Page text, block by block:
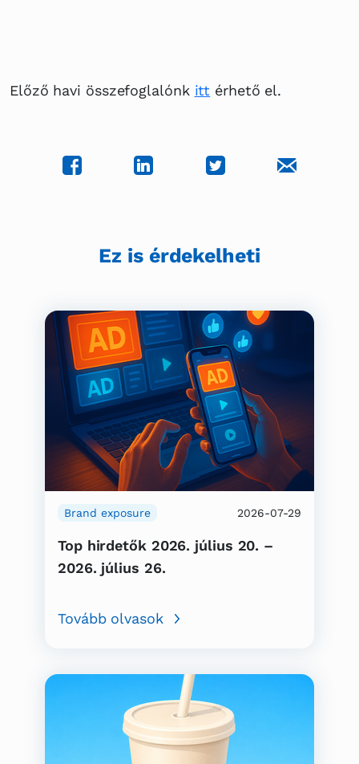
Előző havi összefoglalónk itt érhető el.
Ez is érdekelheti
Brand exposure 2026-07-29
Top hirdetők 2026. július 20. –
2026. július 26.
Tovább olvasok